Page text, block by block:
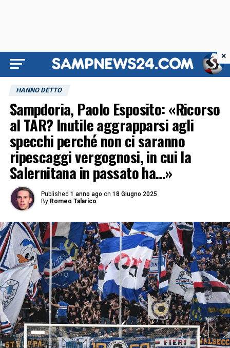
HANNO DETTO
Sampdoria, Paolo Esposito: «Ricorso
al TAR? Inutile aggrapparsi agli
specchi perché non ci saranno
ripescaggi vergognosi, in cui la
Salernitana in passato ha…»
Published 1 anno ago on 18 Giugno 2025
By Romeo Talarico
×